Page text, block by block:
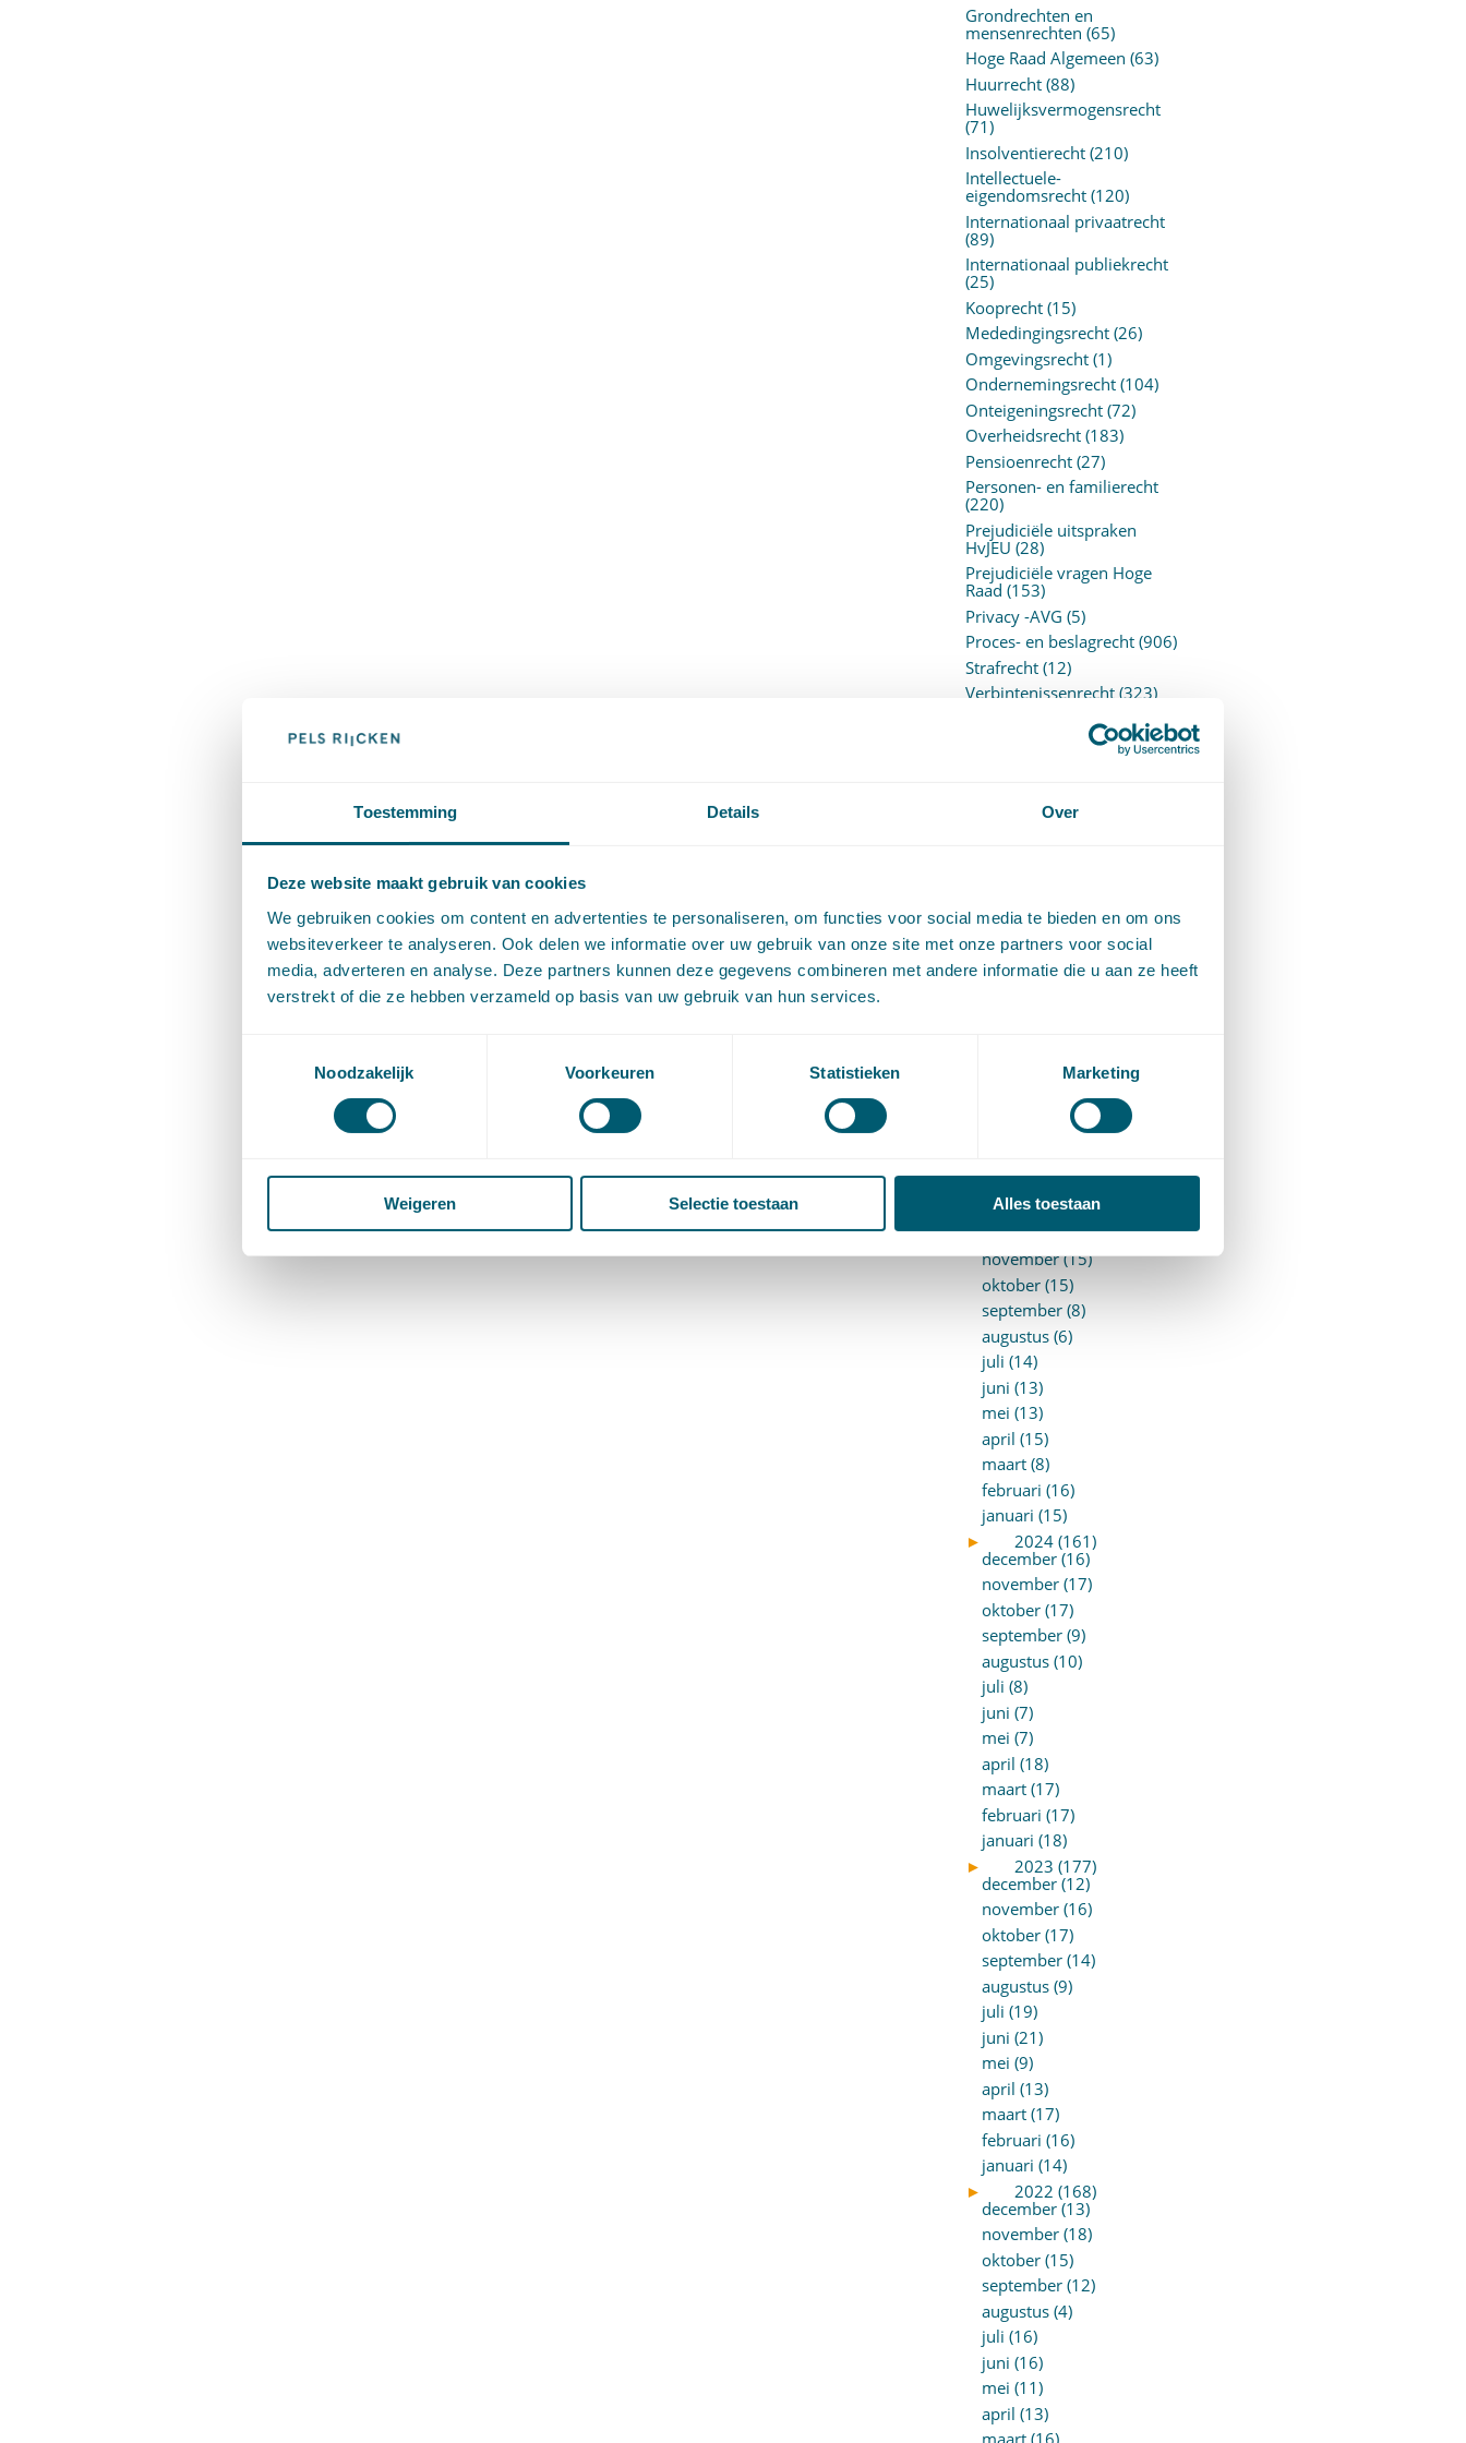
Toestemming Details Over
Deze website maakt gebruik van cookies
We gebruiken cookies om content en advertenties te personaliseren, om functies voor social media te bieden en om ons
websiteverkeer te analyseren. Ook delen we informatie over uw gebruik van onze site met onze partners voor social
media, adverteren en analyse. Deze partners kunnen deze gegevens combineren met andere informatie die u aan ze heeft
verstrekt of die ze hebben verzameld op basis van uw gebruik van hun services.
Noodzakelijk
Voorkeuren Statistieken Marketing
Weigeren Selectie toestaan Alles toestaan
Grondrechten en
mensenrechten (65)
Hoge Raad Algemeen (63)
Huurrecht(88)
Huwelijksvermogensrecht
(71)
Insolventierecht(210)
Intellectuele-
eigendomsrecht(120)
Internationaal privaatrecht
(89)
Internationaal publiekrecht
(25)
Kooprecht(15)
Mededingingsrecht(26)
Omgevingsrecht(1)
Ondernemingsrecht(104)
Onteigeningsrecht(72)
Overheidsrecht(183)
Pensioenrecht(27)
Personen- en familierecht
(220)
Prejudiciële uitspraken
HvJEU (28)
Prejudiciële vragen Hoge
Raad (153)
Privacy -AVG (5)
Proces- en beslagrecht(906)
Strafrecht(12)
Verbintenissenrecht(323)
Vermogensrecht algemeen
Wetgeving
ARCHIEF
2025 (153)
december (15)
november (15)
oktober (15)
september (8)
augustus (6)
juli (14)
juni (13)
mei (13)
april (15)
maart (8)
februari (16)
januari (15)
►
2024 (161)
december (16)
november (17)
oktober (17)
september (9)
augustus (10)
juli (8)
juni (7)
mei (7)
april (18)
maart (17)
februari (17)
januari (18)
►
2023 (177)
december (12)
november (16)
oktober (17)
september (14)
augustus (9)
juli (19)
juni (21)
mei (9)
april (13)
maart (17)
februari (16)
januari (14)
►
2022 (168)
december (13)
november (18)
oktober (15)
september (12)
augustus (4)
juli (16)
juni (16)
mei (11)
april (13)
maart (16)